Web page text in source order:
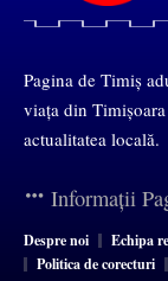
Pagina de Timiș
viața din
actualitatea locală.
Informații
Despre noi Echipa
Politica de corecturi